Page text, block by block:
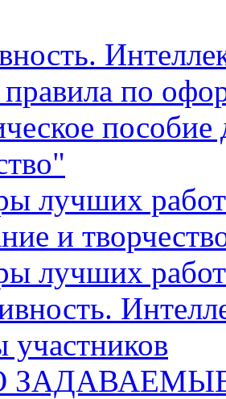
по
пособие
лучших работ
и
лучших работ